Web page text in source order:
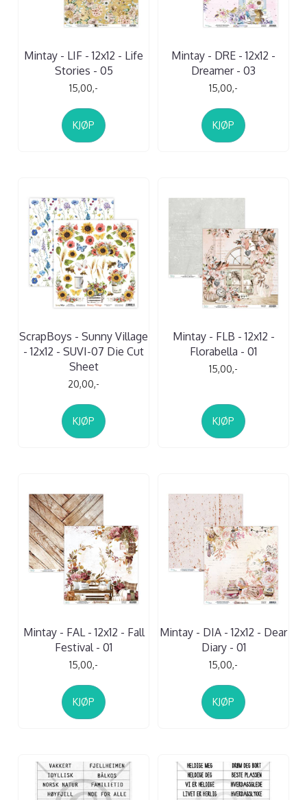
Mintay - LIF - 12x12 - Life
Stories - 05
15,00,-
KJØP
Mintay - DRE - 12x12 -
Dreamer - 03
15,00,-
KJØP
ScrapBoys - Sunny Village
- 12x12 - SUVI-07 Die Cut
Sheet
20,00,-
KJØP
Mintay - FLB - 12x12 -
Florabella - 01
15,00,-
KJØP
Mintay - FAL - 12x12 - Fall
Festival - 01
15,00,-
KJØP
Mintay - DIA - 12x12 - Dear
Diary - 01
15,00,-
KJØP